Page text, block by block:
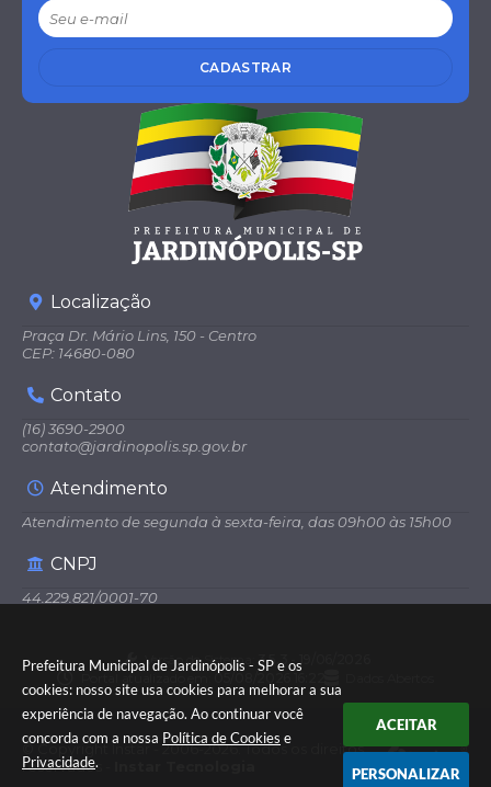
Prefeitura Municipal de Jardinópolis - SP e os
cookies: nosso site usa cookies para melhorar a sua
experiência de navegação. Ao continuar você
concorda com a nossa Política de Cookies e
Privacidade.
ACEITAR
PERSONALIZAR
CADASTRAR
Localização
Praça Dr. Mário Lins, 150 - Centro
CEP: 14680-080
Contato
(16) 3690-2900
contato@jardinopolis.sp.gov.br
Atendimento
Atendimento de segunda à sexta-feira, das 09h00 às 15h00
CNPJ
44.229.821/0001-70
Versão do Sistema: 3.5.3 - 19/06/2026
Portal atualizado em:
05/08/2026 16:22
© Copyright Instar - 2006-2026. Todos os direitos
reservados -